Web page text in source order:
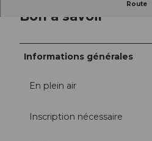
Route
Bon à savoir
Informations générales
En plein air
Inscription nécessaire